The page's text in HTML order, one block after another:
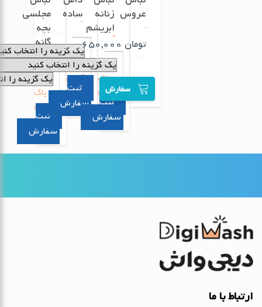
مجلسی
بچه
گانه
پاک
کردن
سفارش
ساده
پاک
کردن
سفارش
زنانه
ابریشم
پاک
کردن
سفارش
عروس
تومان
سفارش
ارتباط با ما